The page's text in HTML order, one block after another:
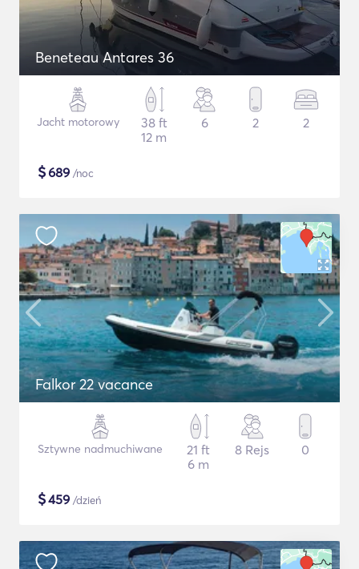
Beneteau Antares 36
Jacht motorowy
38 ft
12 m
6 2 2
$689 /noc
Falkor 22 vacance
Sztywne nadmuchiwane
21 ft
6 m
8 Rejs 0
$459 /dzień